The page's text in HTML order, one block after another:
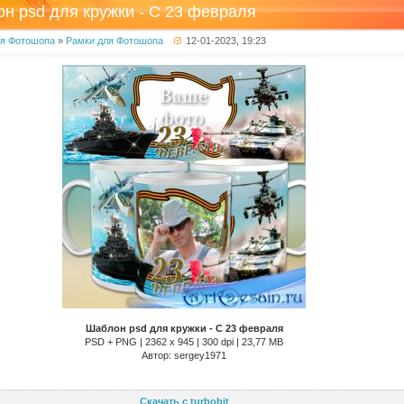
psd для кружки - С 23 февраля
Фотошопа » Рамки для Фотошопа 12-01-2023, 19:23
Шаблон psd для кружки - С 23 февраля
PSD + PNG | 2362 x 945 | 300 dpi | 23,77 MB
Автор: sergey1971
Скачать с turbobit